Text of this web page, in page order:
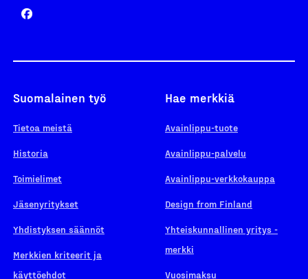
Suomalainen työ
Tietoa meistä
Historia
Toimielimet
Jäsenyritykset
Yhdistyksen säännöt
Merkkien kriteerit ja
käyttöehdot
Hae merkkiä
Avainlippu-tuote
Avainlippu-palvelu
Avainlippu-verkkokauppa
Design from Finland
Yhteiskunnallinen yritys -
merkki
Vuosimaksu